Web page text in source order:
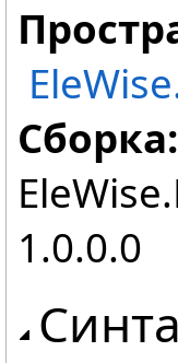
Сборка:
1.0.0.0